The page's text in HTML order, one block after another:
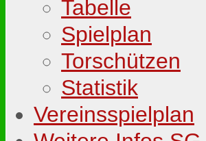
Tabelle
Spielplan
Torschützen
Statistik
Vereinsspielplan